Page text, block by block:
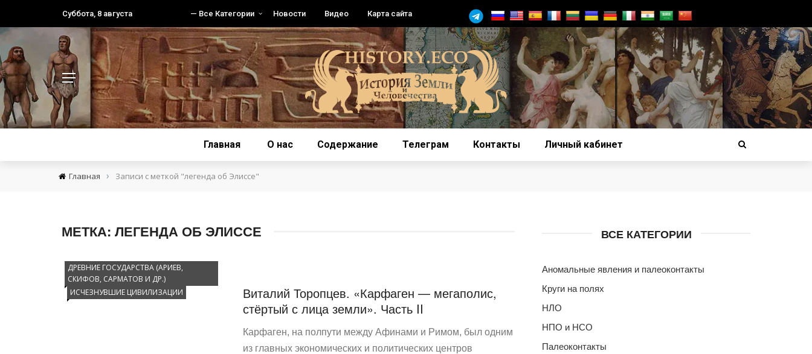
Суббота, 8 августа — Все Категории Новости Видео Карта сайта
Главная О нас Содержание Телеграм Контакты Личный кабинет
Главная › Записи с меткой "легенда об Элиссе"
МЕТКА: ЛЕГЕНДА ОБ ЭЛИССЕ
ДРЕВНИЕ ГОСУДАРСТВА (АРИЕВ,
СКИФОВ, САРМАТОВ И ДР.)
ИСЧЕЗНУВШИЕ ЦИВИЛИЗАЦИИ
Виталий Торопцев. «Карфаген — мегаполис,
стёртый с лица земли». Часть II
Карфаген, на полпути между Афинами и Римом, был одним
из главных экономических и политических центров
ВСЕ КАТЕГОРИИ
Аномальные явления и палеоконтакты
Круги на полях
НЛО
НПО и НСО
Палеоконтакты